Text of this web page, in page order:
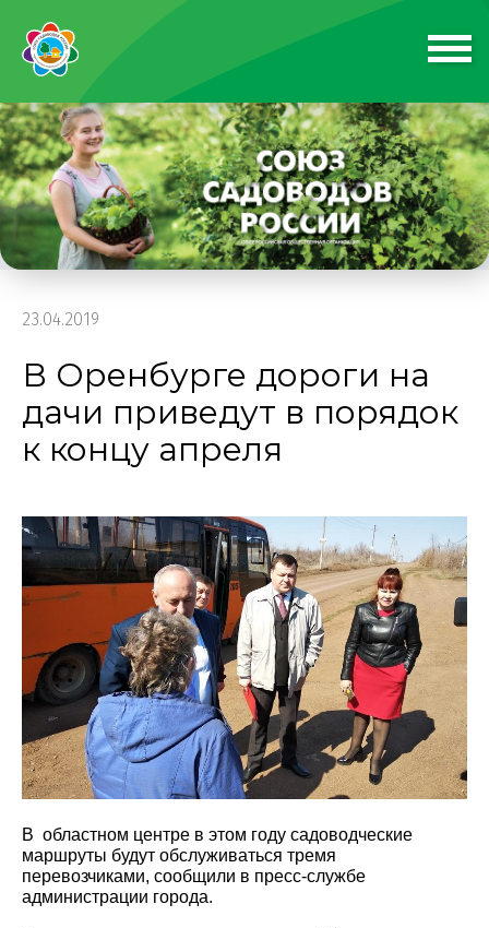
23.04.2019
В Оренбурге дороги на
дачи приведут в порядок
к концу апреля
В областном центре в этом году садоводческие
маршруты будут обслуживаться тремя
перевозчиками, сообщили в пресс-службе
администрации города.